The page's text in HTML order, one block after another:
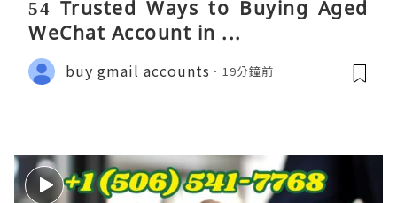
54 Trusted Ways to Buying Aged
WeChat Account in ...
buy gmail accounts 19分鐘前